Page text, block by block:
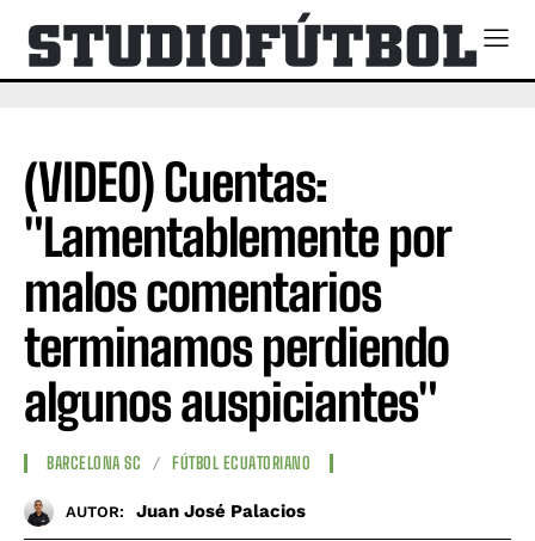
(VIDEO) Cuentas:
"Lamentablemente por
malos comentarios
terminamos perdiendo
algunos auspiciantes"
BARCELONA SC FÚTBOL ECUATORIANO
AUTOR: Juan José Palacios